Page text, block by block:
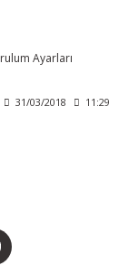
Ayarları
31/03/2018 11:29